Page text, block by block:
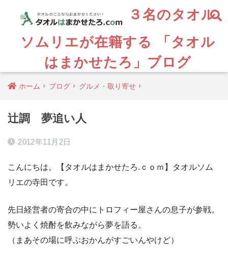
３名のタオル
ソムリエが在籍する 「タオル
はまかせたろ」ブログ
ホーム ブログ グルメ・取り寄せ
辻調 夢追い人
2012年11月2日
こんにちは。【タオルはまかせたろ.ｃｏｍ】タオルソム
リエの寺田です。
先日経営者の寄合の中にトロフィー屋さんの息子が参戦。
勢いよく焼酎を飲みながら夢を語る。
（まあその場に呼ぶおかんがすごいんやけど）